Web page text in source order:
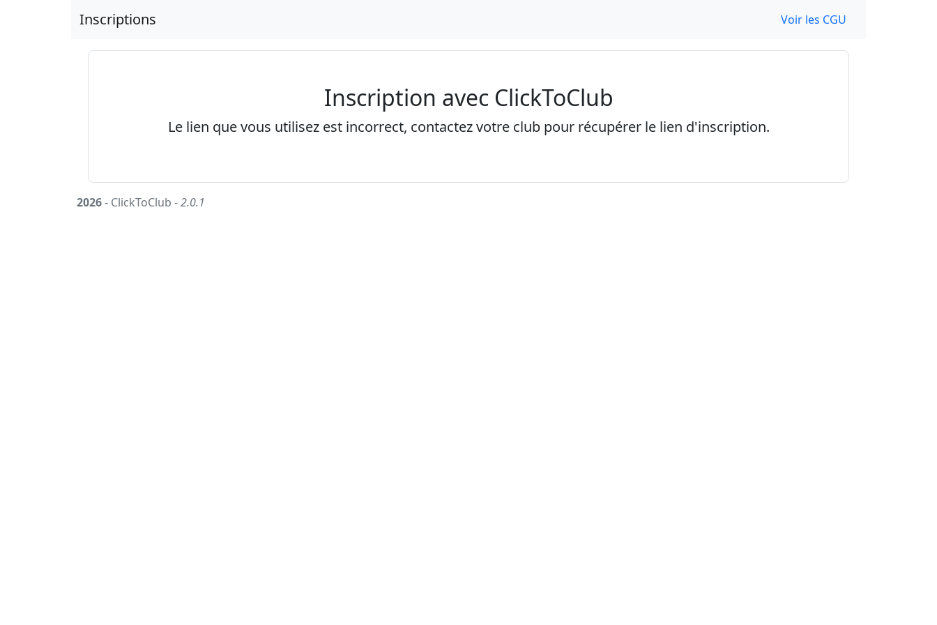
Inscriptions Voir les CGU
Inscription avec ClickToClub
Le lien que vous utilisez est incorrect, contactez votre club pour récupérer le lien d'inscription.
2026- ClickToClub -2.0.1